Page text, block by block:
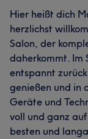
Hier heißt dich
herzlichst
Salon, der
daherkommt. Im
entspannt
genießen und in
Geräte und
voll und ganz
besten und